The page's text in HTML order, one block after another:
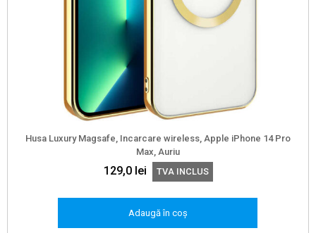
Husa Luxury Magsafe, Incarcare wireless, Apple iPhone 14 Pro
Max, Auriu
129,0 lei TVA INCLUS
Adaugă în coș